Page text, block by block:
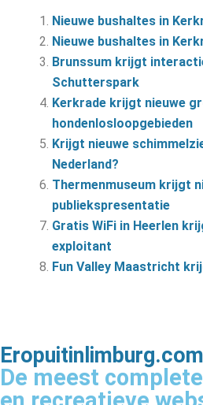
Nieuwe bushaltes in
Nieuwe bushaltes in
Brunssum krijgt
Schutterspark
Kerkrade krijgt nieuwe
hondenlosloopgebieden
Krijgt nieuwe
Nederland?
Thermenmuseum krijgt
publiekspresentatie
Gratis WiFi in Heerlen
exploitant
Fun Valley Maastricht
Eropuitinlimburg.com
De meest